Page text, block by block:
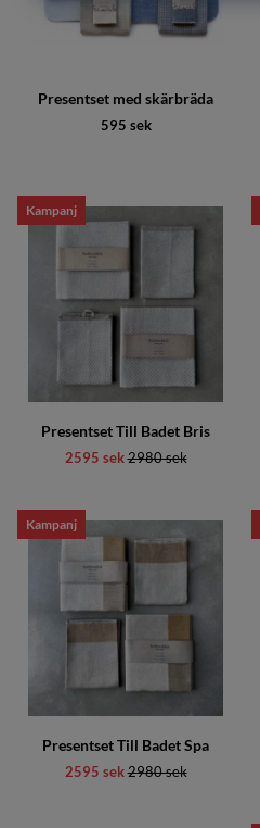
Presentset med skärbräda
595 sek
Kampanj
Presentset Till Badet Bris
2595 sekOrdinarie pris:
2980 sek
Kampanj
Presentset Till Badet Spa
2595 sekOrdinarie pris:
2980 sek